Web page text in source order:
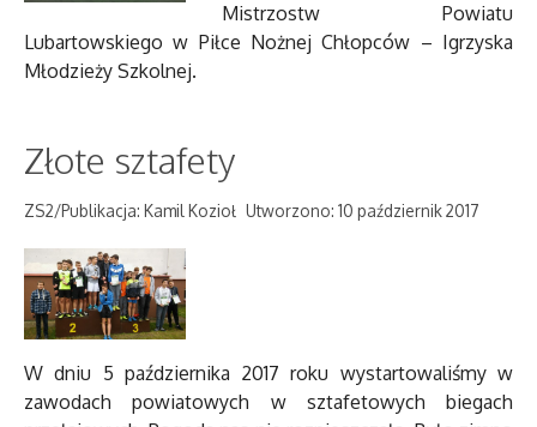
Mistrzostw Powiatu
Lubartowskiego w Piłce Nożnej Chłopców – Igrzyska
Młodzieży Szkolnej.
Złote sztafety
ZS2/Publikacja: Kamil Kozioł Utworzono: 10 październik 2017
W dniu 5 października 2017 roku wystartowaliśmy w
zawodach powiatowych w sztafetowych biegach